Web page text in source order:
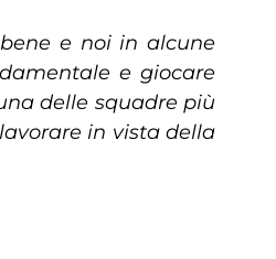
e noi in alcune
e giocare
delle squadre più
in vista della